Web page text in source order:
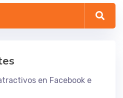
en Facebook e